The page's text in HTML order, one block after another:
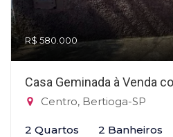
R$ 580.000
Casa Geminada à Venda
Centro, Bertioga-SP
2 Quartos 2 Banheiros